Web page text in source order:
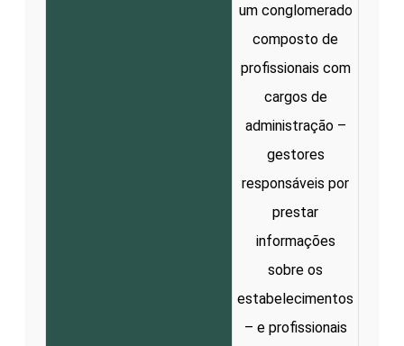
um conglomerado
composto de
profissionais com
cargos de
administração –
gestores
responsáveis por
prestar
informações
sobre os
estabelecimentos
– e profissionais